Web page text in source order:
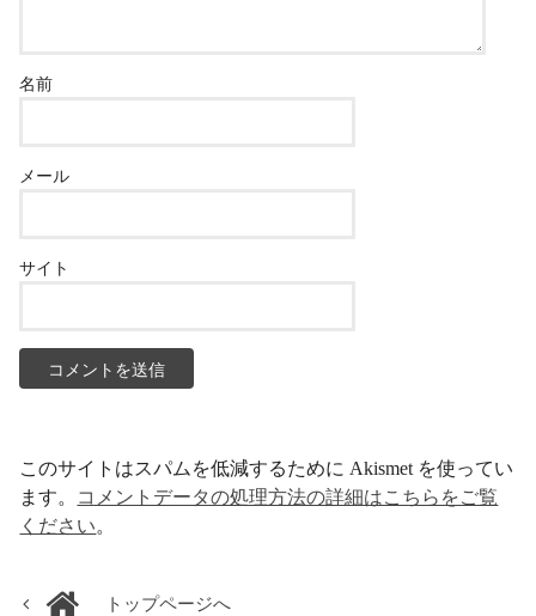
名前
メール
サイト
このサイトはスパムを低減するために Akismet を使ってい
ます。 コメントデータの処理方法の詳細はこちらをご覧
ください。
トップページへ